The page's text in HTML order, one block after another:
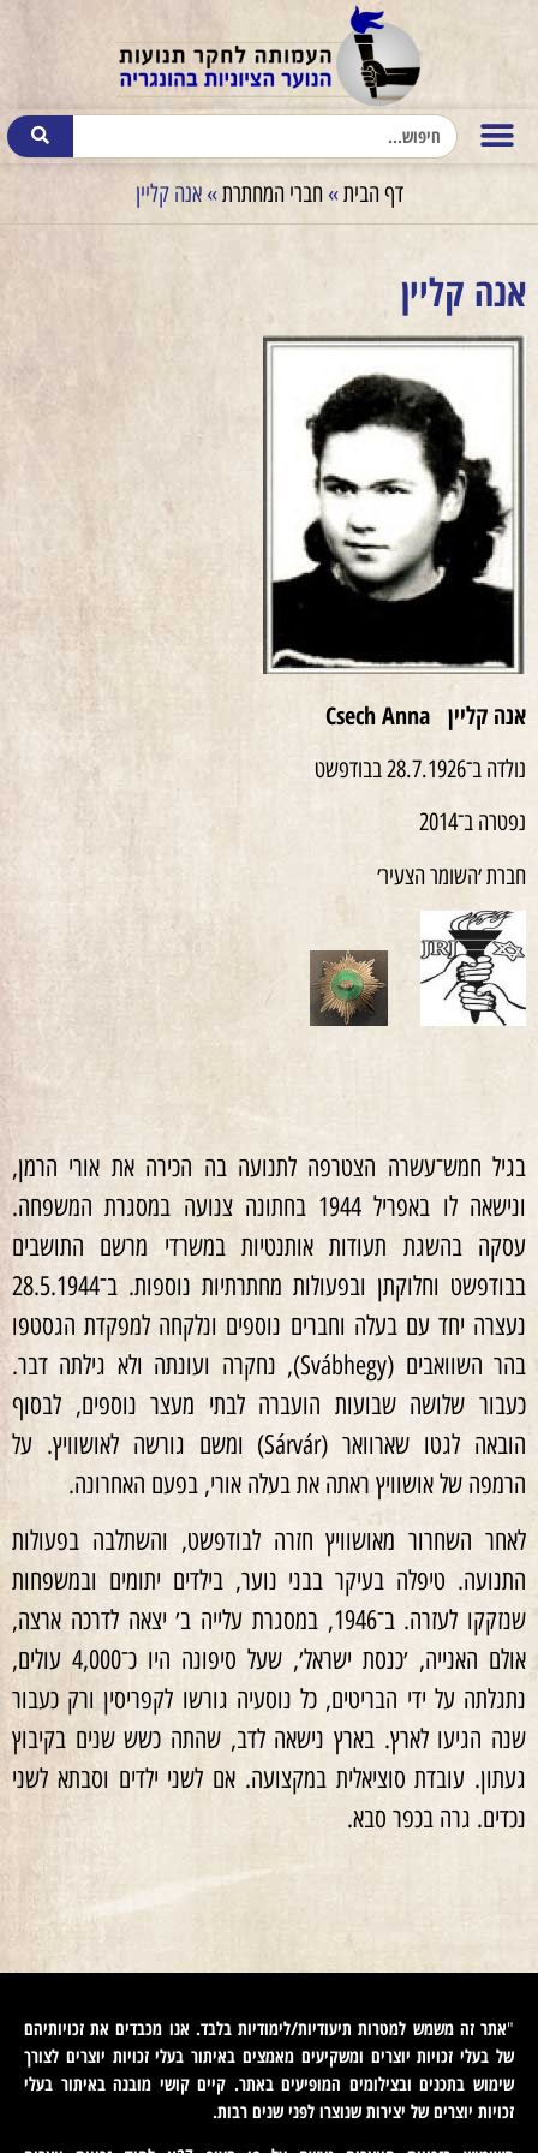
דף הבית»חברי המחתרת»אנה קליין
אנה קליין
אנה קליין Csech Anna
נולדה ב־28.7.1926 בבודפשט
נפטרה ב־2014
חברת ׳השומר הצעיר׳
בגיל חמש־עשרה הצטרפה לתנועה בה הכירה את אורי הרמן,
ונישאה לו באפריל 1944 בחתונה צנועה במסגרת המשפחה.
עסקה בהשגת תעודות אותנטיות במשרדי מרשם התושבים
בבודפשט וחלוקתן ובפעולות מחתרתיות נוספות. ב־28.5.1944
נעצרה יחד עם בעלה וחברים נוספים ונלקחה למפקדת הגסטפו
בהר השוואבים (Svábhegy), נחקרה ועונתה ולא גילתה דבר.
כעבור שלושה שבועות הועברה לבתי מעצר נוספים, לבסוף
הובאה לגטו שארוואר (Sárvár) ומשם גורשה לאושוויץ. על
הרמפה של אושוויץ ראתה את בעלה אורי, בפעם האחרונה.
לאחר השחרור מאושוויץ חזרה לבודפשט, והשתלבה בפעולות
התנועה. טיפלה בעיקר בבני נוער, בילדים יתומים ובמשפחות
שנזקקו לעזרה. ב־1946, במסגרת עלייה ב׳ יצאה לדרכה ארצה,
אולם האנייה, ׳כנסת ישראל׳, שעל סיפונה היו כ־4,000 עולים,
נתגלתה על ידי הבריטים, כל נוסעיה גורשו לקפריסין ורק כעבור
שנה הגיעו לארץ. בארץ נישאה לדב, שהתה כשש שנים בקיבוץ
געתון. עובדת סוציאלית במקצועה. אם לשני ילדים וסבתא לשני
נכדים. גרה בכפר סבא.
"אתר זה משמש למטרות תיעודיות/לימודיות בלבד. אנו מכבדים את זכויותיהם
של בעלי זכויות יוצרים ומשקיעים מאמצים באיתור בעלי זכויות יוצרים לצורך
שימוש בתכנים ובצילומים המופיעים באתר. קיים קושי מובנה באיתור בעלי
זכויות יוצרים של יצירות שנוצרו לפני שנים רבות.